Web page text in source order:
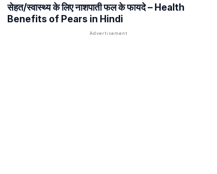
सेहत/स्वास्थ्य के लिए नाशपाती फल के फायदे – Health
Benefits of Pears in Hindi